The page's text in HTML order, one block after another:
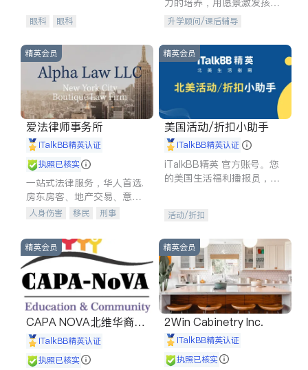
眼科 眼科
的学习潜力和动力。理念：
拥有成长型心态是成功的基
石。
升学顾问/课后辅导
精英会员
爱法律师事务所
iTalkBB精英认证
执照已核实
一站式法律服务，华人首选.
房东房客、地产交易、意外
伤害、车祸重伤、商业诉
建筑合同、刑事案件全包办
人身伤害 移民
刑事
信托/遗嘱
商业
索赔
律师-其它 保释
精英会员
美国活动/折扣小助手
iTalkBB精英认证
iTalkBB精英 官方账号。您
的美国生活福利播报员，精
专属福利。
活动/折扣
精英会员
CAPA NOVA北维华裔家
长会iTalkBB精英认证
执照已核实
精英会员
2Win Cabinetry Inc.
iTalkBB精英认证
执照已核实